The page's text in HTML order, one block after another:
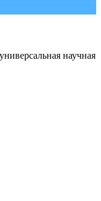
научная